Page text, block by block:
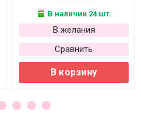
В наличии 24 шт.
В желания
Сравнить
В корзину